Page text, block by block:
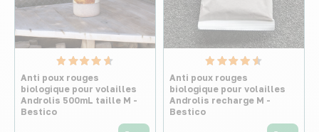
Anti poux rouges
biologique pour volailles
Androlis 500mL taille M -
Bestico
Anti poux rouges
biologique pour volailles
Androlis recharge M -
Bestico